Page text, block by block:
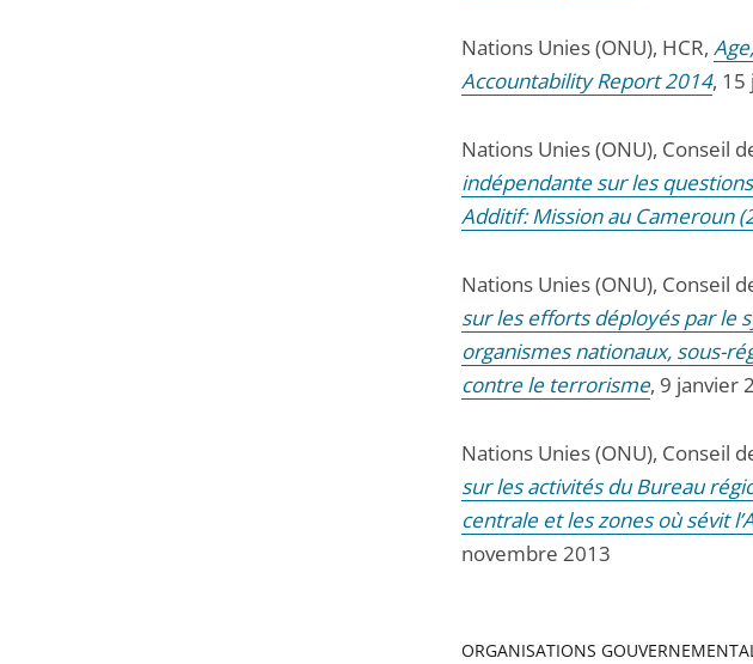
Nations Unies (ONU), HCR,
Accountability Report 2014, 15
Nations Unies (ONU), Conseil
indépendante sur les
Additif: Mission au Cameroun
Nations Unies (ONU), Conseil
sur les efforts déployés par le
organismes nationaux, sous-
contre le terrorisme, 9 janvier
Nations Unies (ONU), Conseil
sur les activités du Bureau
centrale et les zones où sévit
novembre 2013
ORGANISATIONS